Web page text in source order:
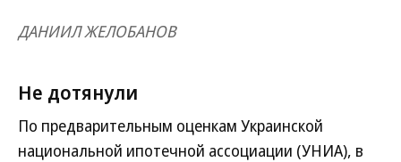
ДАНИИЛ ЖЕЛОБАНОВ
Не дотянули
По предварительным оценкам Украинской
национальной ипотечной ассоциации (УНИА), в